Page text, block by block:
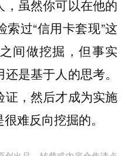
虽然你可以在他的
过“信用卡套现”这
间做挖掘，但事实
是基于人的思考。
证，然后才成为实施
难反向挖掘的。